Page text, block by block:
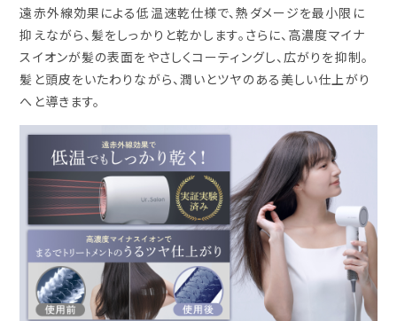
遠赤外線効果による低温速乾仕様で、熱ダメージを最小限に
抑えながら、髪をしっかりと乾かします。さらに、高濃度マイナ
スイオンが髪の表面をやさしくコーティングし、広がりを抑制。
髪と頭皮をいたわりながら、潤いとツヤのある美しい仕上がり
へと導きます。